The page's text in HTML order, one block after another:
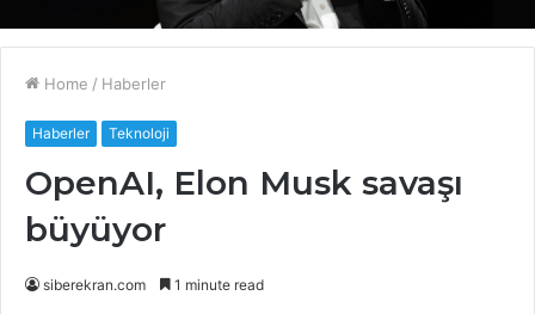
Home / Haberler
Haberler Teknoloji
OpenAI, Elon Musk savaşı
büyüyor
siberekran.com 1 minute read